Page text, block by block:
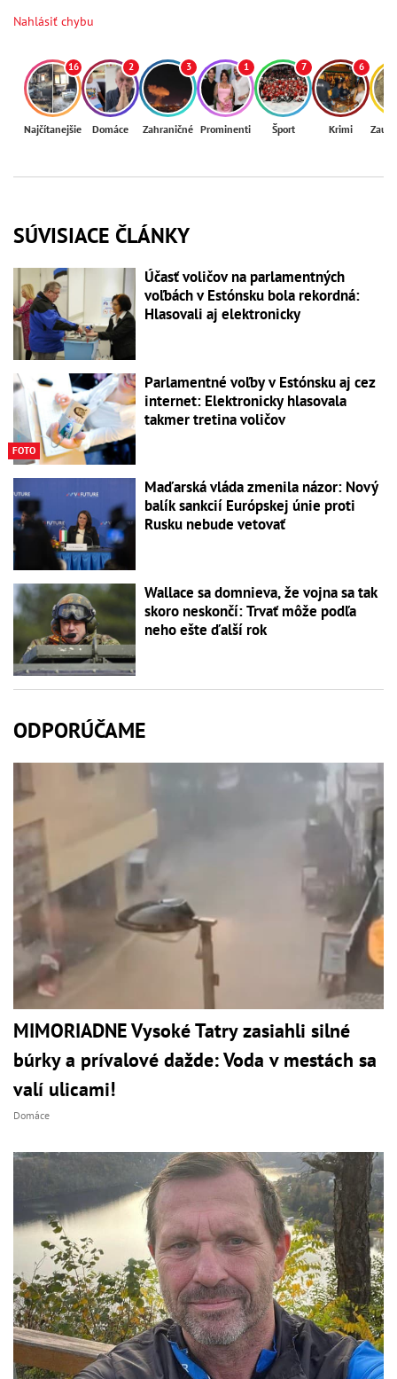
Nahlásiť chybu
16
Najčítanejšie
2
Domáce
3
Zahraničné
1
Prominenti
7
Šport
6
Krimi
SÚVISIACE ČLÁNKY
Účasť voličov na parlamentných
voľbách v Estónsku bola rekordná:
Hlasovali aj elektronicky
FOTO
Parlamentné voľby v Estónsku aj cez
internet: Elektronicky hlasovala
takmer tretina voličov
Maďarská vláda zmenila názor: Nový
balík sankcií Európskej únie proti
Rusku nebude vetovať
Wallace sa domnieva, že vojna sa tak
skoro neskončí: Trvať môže podľa
neho ešte ďalší rok
ODPORÚČAME
MIMORIADNE Vysoké Tatry zasiahli silné
búrky a prívalové dažde: Voda v mestách sa
valí ulicami!
Domáce